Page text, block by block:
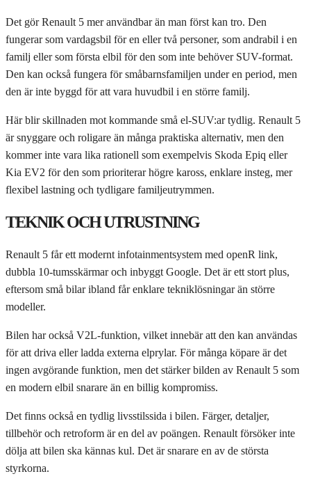
Det gör Renault 5 mer användbar än man först kan tro. Den
fungerar som vardagsbil för en eller två personer, som andrabil i en
familj eller som första elbil för den som inte behöver SUV-format.
Den kan också fungera för småbarnsfamiljen under en period, men
den är inte byggd för att vara huvudbil i en större familj.
Här blir skillnaden mot kommande små el-SUV:ar tydlig. Renault 5
är snyggare och roligare än många praktiska alternativ, men den
kommer inte vara lika rationell som exempelvis Skoda Epiq eller
Kia EV2 för den som prioriterar högre kaross, enklare insteg, mer
flexibel lastning och tydligare familjeutrymmen.
TEKNIK OCH UTRUSTNING
Renault 5 får ett modernt infotainmentsystem med openR link,
dubbla 10-tumsskärmar och inbyggt Google. Det är ett stort plus,
eftersom små bilar ibland får enklare tekniklösningar än större
modeller.
Bilen har också V2L-funktion, vilket innebär att den kan användas
för att driva eller ladda externa elprylar. För många köpare är det
ingen avgörande funktion, men det stärker bilden av Renault 5 som
en modern elbil snarare än en billig kompromiss.
Det finns också en tydlig livsstilssida i bilen. Färger, detaljer,
tillbehör och retroform är en del av poängen. Renault försöker inte
dölja att bilen ska kännas kul. Det är snarare en av de största
styrkorna.